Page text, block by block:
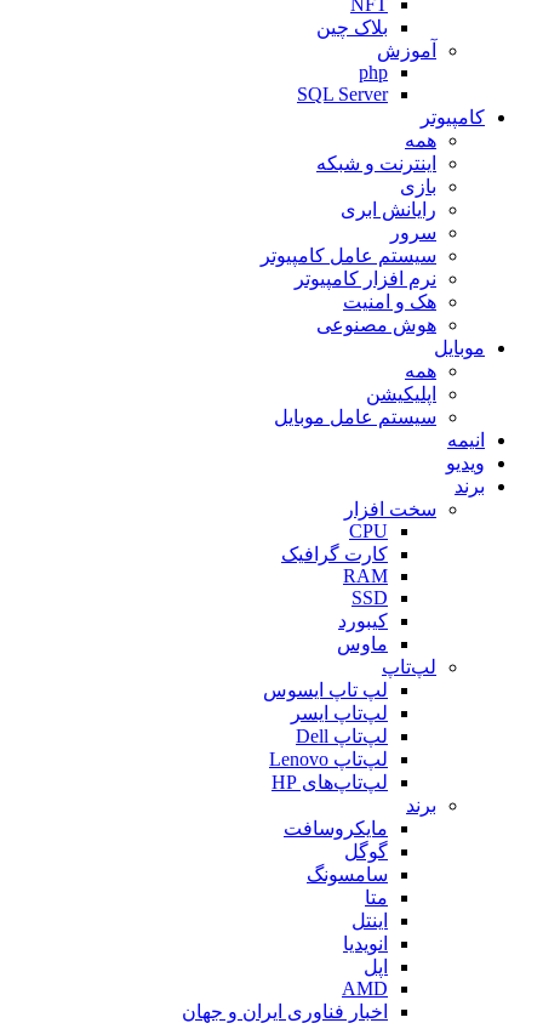
NFT
بلاک چین
آموزش
php
SQL Server
کامپیوتر
همه
اینترنت و شبکه
بازی
رایانش ابری
سرور
سیستم عامل کامپیوتر
نرم افزار کامپیوتر
هک و امنیت
هوش مصنوعی
موبایل
همه
اپلیکیشن
سیستم عامل موبایل
انیمه
ویدیو
برند
سخت افزار
CPU
کارت گرافیک
RAM
SSD
کیبورد
ماوس
لپ‌تاپ
لپ تاپ ایسوس
لپ‌تاپ ایسر
لپ‌تاپ Dell
لپ‌تاپ Lenovo
لپ‌تاپ‌های HP
برند
مایکروسافت
گوگل
سامسونگ
متا
اینتل
انویدیا
اپل
AMD
اخبار فناوری ایران و جهان